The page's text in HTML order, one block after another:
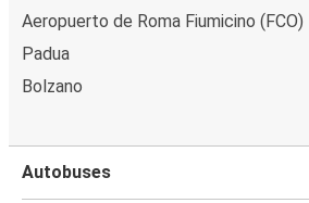
Aeropuerto de Roma Fiumicino (FCO)
Padua
Bolzano
Autobuses